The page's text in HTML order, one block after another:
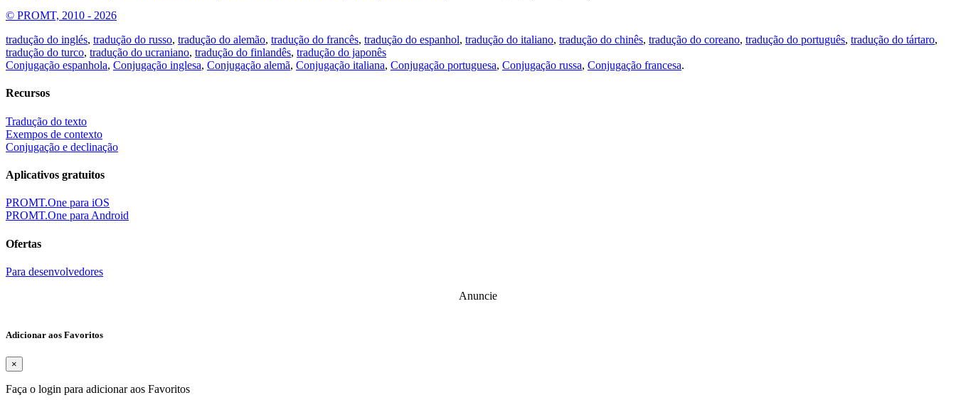
© PROMT, 2010 - 2026
tradução do inglés, tradução do russo, tradução do alemão, tradução do francês, tradução do espanhol, tradução do italiano, tradução do chinês, tradução do coreano, tradução do português, tradução do tártaro,
tradução do turco, tradução do ucraniano, tradução do finlandês, tradução do japonês
Conjugação espanhola, Conjugação inglesa, Conjugação alemã, Conjugação italiana, Conjugação portuguesa, Conjugação russa, Conjugação francesa.
Recursos
Tradução do texto
Exempos de contexto
Conjugação e declinação
Aplicativos gratuitos
PROMT.One para iOS
PROMT.One para Android
Ofertas
Para desenvolvedores
Anuncie
Adicionar aos Favoritos
×
Faça o login para adicionar aos Favoritos